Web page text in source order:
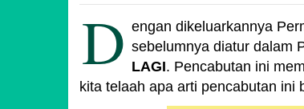
D engan dikeluarkannya
sebelumnya diatur dalam
LAGI. Pencabutan ini
kita telaah apa arti pencabutan ini